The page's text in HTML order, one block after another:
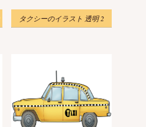
タクシーのイラスト 透明 2